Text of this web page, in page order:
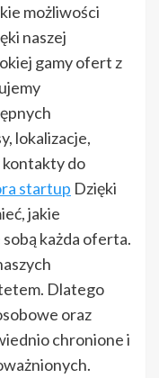
możliwości
naszej
gamy ofert z
lokalizacje,
kontakty do
startup Dzięki
jakie
każda oferta.
Dlatego
oraz
chronione i